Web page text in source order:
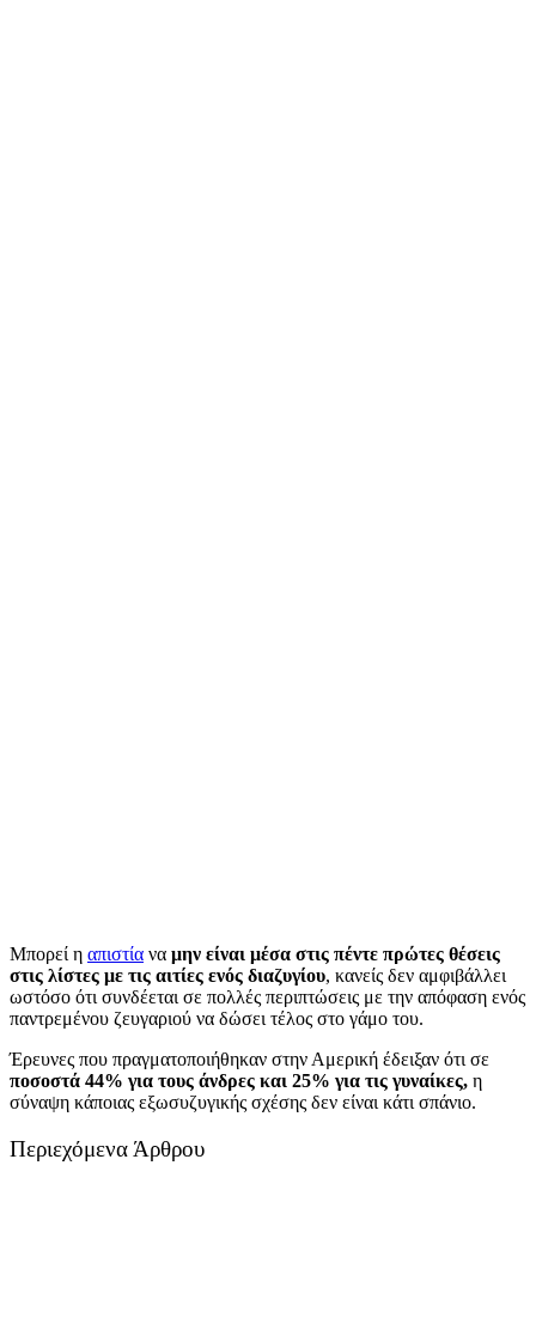
Μπορεί η απιστία να μην είναι μέσα στις πέντε πρώτες θέσεις
στις λίστες με τις αιτίες ενός διαζυγίου, κανείς δεν αμφιβάλλει
ωστόσο ότι συνδέεται σε πολλές περιπτώσεις με την απόφαση ενός
παντρεμένου ζευγαριού να δώσει τέλος στο γάμο του.
Έρευνες που πραγματοποιήθηκαν στην Αμερική έδειξαν ότι σε
ποσοστά 44% για τους άνδρες και 25% για τις γυναίκες, η
σύναψη κάποιας εξωσυζυγικής σχέσης δεν είναι κάτι σπάνιο.
Περιεχόμενα Άρθρου